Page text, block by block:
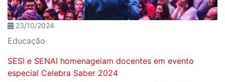
23/10/2024
Educação
SESI e SENAI homenageiam docentes em evento
especial Celebra Saber 2024